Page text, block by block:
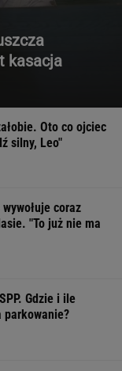
kasacja
Oto co ojciec
silny, Leo"
coraz
"To już nie ma
Gdzie i ile
parkowanie?